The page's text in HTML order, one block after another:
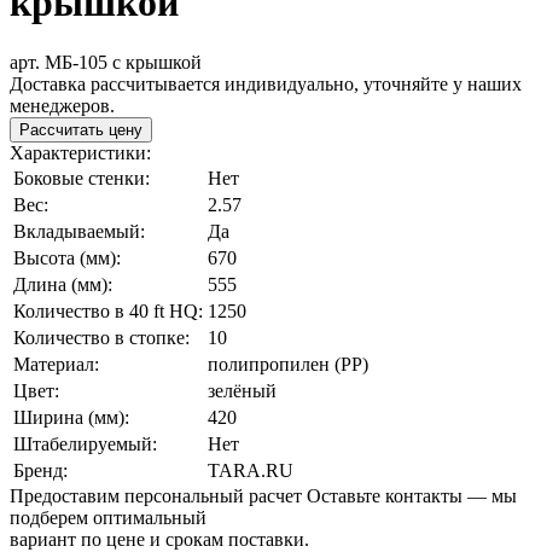
арт. МБ-105 с крышкой
Доставка рассчитывается индивидуально, уточняйте у наших
менеджеров.
Рассчитать цену
Характеристики:
Боковые стенки:
Нет
Вес:
2.57
Вкладываемый:
Да
Высота (мм):
670
Длина (мм):
555
Количество в 40 ft HQ: 1250
Количество в стопке:
10
Материал:
полипропилен (PP)
Цвет:
зелёный
Ширина (мм):
420
Штабелируемый:
Нет
Бренд:
TARA.RU
Предоставим персональный расчет Оставьте контакты — мы
подберем оптимальный
вариант по цене и срокам поставки.